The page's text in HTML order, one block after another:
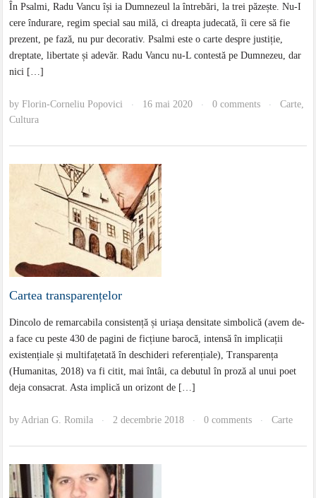
În Psalmi, Radu Vancu își ia Dumnezeul la întrebări, la trei păzește. Nu-I
cere îndurare, regim special sau milă, ci dreapta judecată, îi cere să fie
prezent, pe fază, nu pur decorativ. Psalmi este o carte despre justiție,
dreptate, libertate și adevăr. Radu Vancu nu-L contestă pe Dumnezeu, dar
nici […]
byFlorin-Corneliu Popovici · 16 mai 2020 · 0 comments · Carte
Cultura
Cartea transparențelor
Dincolo de remarcabila consistență și uriașa densitate simbolică (avem de-
a face cu peste 430 de pagini de ficțiune barocă, intensă în implicații
existențiale și multifațetată în deschideri referențiale), Transparența
(Humanitas, 2018) va fi citit, mai întâi, ca debutul în proză al unui poet
deja consacrat. Asta implică un orizont de […]
by Adrian G. Romila · 2 decembrie 2018 · 0 comments · Carte